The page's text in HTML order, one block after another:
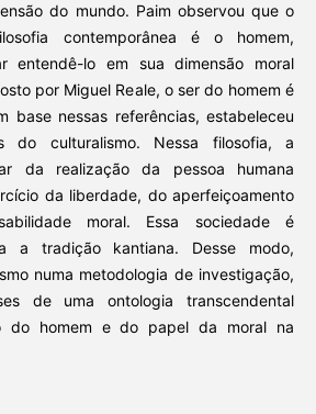
do mundo. Paim observou que o
contemporânea é o homem,
entendê-lo em sua dimensão moral
por Miguel Reale, o ser do homem é
base nessas referências, estabeleceu
do culturalismo. Nessa filosofia, a
da realização da pessoa humana
da liberdade, do aperfeiçoamento
moral. Essa sociedade é
a tradição kantiana. Desse modo,
numa metodologia de investigação,
de uma ontologia transcendental
do homem e do papel da moral na